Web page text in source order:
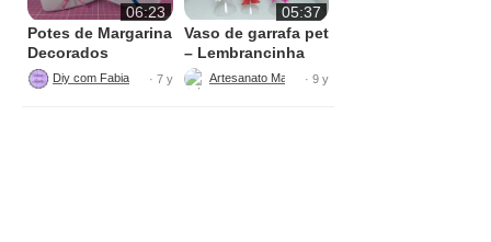
06:23
Potes de Margarina
Decorados
Diy com Fabiana Nogueira
· 7 y
05:37
Vaso de garrafa pet
– Lembrancinha
· 9 y